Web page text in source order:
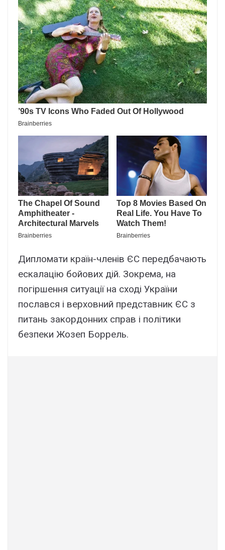
Дипломати країн-членів ЄС передбачають
ескалацію бойових дій. Зокрема, на
погіршення ситуації на сході України
послався і верховний представник ЄС з
питань закордонних справ і політики
безпеки Жозеп Боррель.